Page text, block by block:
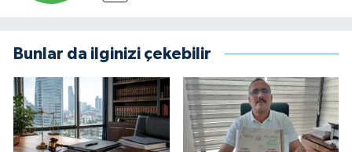
Bunlar da ilginizi çekebilir